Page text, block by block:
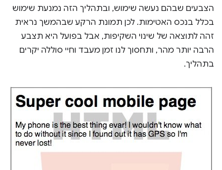
הצבעים שבהם נעשה שימוש, ובתהליך הזה נמנעת שימוש
בכלל בנכס האטימות. לכן תמונת הרקע שבהמשך נראית
זהה לתוצאה של שינוי השקיפות, אבל בפועל היא תצבע
הרבה יותר מהר, ותחסוך לנו זמן מעבד וחיי סוללה יקרים
בתהליך.